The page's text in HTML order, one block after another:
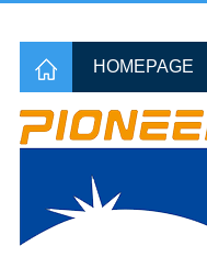
HOMEPAGE